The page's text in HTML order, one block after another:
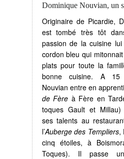
Dominique Nouvian, un
Originaire de Picardie,
est tombé très tôt
passion de la cuisine
cordon bleu qui
plats pour toute la
bonne cuisine. A 15
Nouvian entre en
de Fère à Fère en
toques Gault et Millau)
ses talents au
l’Auberge des Templiers,
cinq étoiles, à
Toques). Il passe